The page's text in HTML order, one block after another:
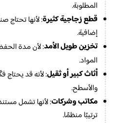
المطلوبة.
قطع زجاجية كثيرة: لأنها تحتاج
إضافية.
تخزين طويل الأمد: لأن مدة
المواد.
أثاث كبير أو ثقيل: لأنه قد يحتاج
والأسطح.
مكاتب وشركات: لأنها تشمل
ترتيبًا منظمًا.